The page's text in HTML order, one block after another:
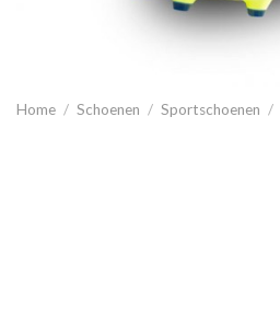
Home / Schoenen / Sportschoenen /